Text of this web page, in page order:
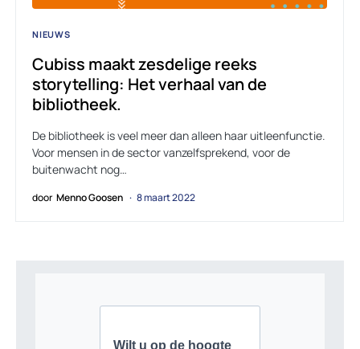
NIEUWS
Cubiss maakt zesdelige reeks
storytelling: Het verhaal van de
bibliotheek.
De bibliotheek is veel meer dan alleen haar uitleenfunctie.
Voor mensen in de sector vanzelfsprekend, voor de
buitenwacht nog…
door Menno Goosen 8 maart 2022